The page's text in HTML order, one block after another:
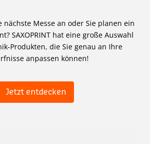
nächste Messe an oder Sie planen ein
SAXOPRINT hat eine große Auswahl
Produkten, die Sie genau an Ihre
anpassen können!
Jetzt entdecken